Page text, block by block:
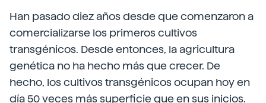
Han pasado diez años desde que comenzaron a
comercializarse los primeros cultivos
transgénicos. Desde entonces, la agricultura
genética no ha hecho más que crecer. De
hecho, los cultivos transgénicos ocupan hoy en
día 50 veces más superficie que en sus inicios.